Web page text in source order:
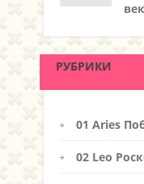
РУБРИКИ
01 Aries
02 Leo